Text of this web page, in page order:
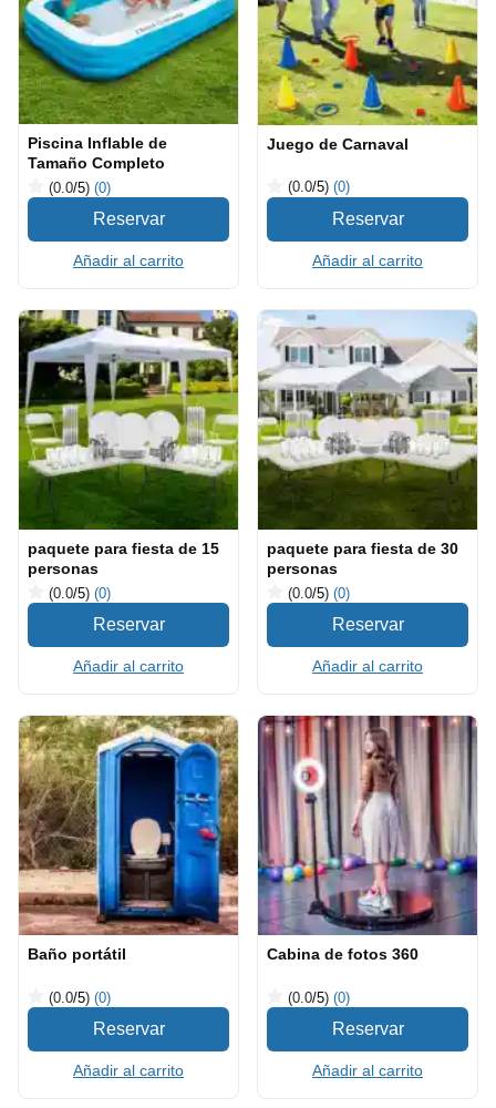
Piscina Inflable de
Tamaño Completo
(0.0/5) (0)
Añadir al carrito
Juego de Carnaval
(0.0/5) (0)
Añadir al carrito
paquete para fiesta de 15
personas
(0.0/5) (0)
Añadir al carrito
paquete para fiesta de 30
personas
(0.0/5) (0)
Añadir al carrito
Baño portátil
(0.0/5) (0)
Añadir al carrito
Cabina de fotos 360
(0.0/5) (0)
Añadir al carrito